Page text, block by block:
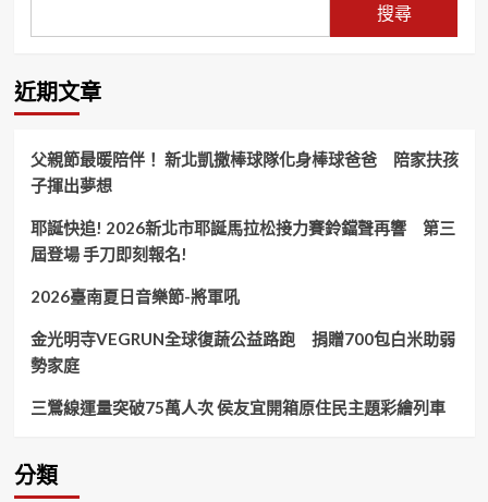
代
彭
可
著
多
媒
體
職
位！
搜尋
近期文章
父親節最暖陪伴！ 新北凱撒棒球隊化身棒球爸爸 陪家扶孩
子揮出夢想
耶誕快追! 2026新北市耶誕馬拉松接力賽鈴鐺聲再響 第三
屆登場 手刀即刻報名!
2026臺南夏日音樂節-將軍吼
金光明寺VEGRUN全球復蔬公益路跑 捐贈700包白米助弱
勢家庭
三鶯線運量突破75萬人次 侯友宜開箱原住民主題彩繪列車
分類